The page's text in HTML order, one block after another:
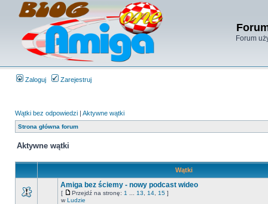
Forum
Zaloguj Zarejestruj
Wątki bez odpowiedzi | Aktywne wątki
Strona główna forum
Aktywne wątki
Wątki
Amiga bez ściemy - nowy podcast wideo
[ Przejdź na stronę: 1 13 14 15 ]
w Ludzie